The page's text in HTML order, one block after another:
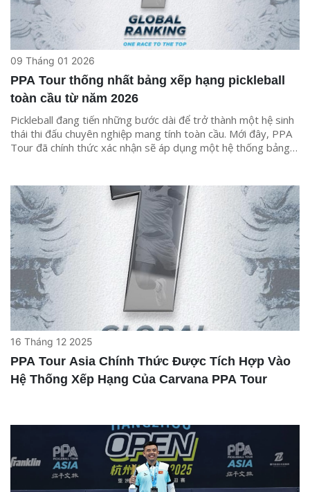
09 Tháng 01 2026
PPA Tour thống nhất bảng xếp hạng pickleball
toàn cầu từ năm 2026
Pickleball đang tiến những bước dài để trở thành một hệ sinh
thái thi đấu chuyên nghiệp mang tính toàn cầu. Mới đây, PPA
Tour đã chính thức xác nhận sẽ áp dụng một hệ thống bảng
các tay vợt hàng đầu mà còn với tương lai phát triển của
pickleball chuyên nghiệp ở nhiều khu vực, đặc biệt là châu Á.
16 Tháng 12 2025
PPA Tour Asia Chính Thức Được Tích Hợp Vào
Hệ Thống Xếp Hạng Của Carvana PPA Tour